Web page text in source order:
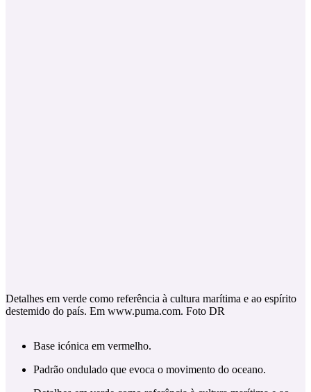
Detalhes em verde como referência à cultura marítima e ao espírito
destemido do país. Em www.puma.com. Foto DR
Base icónica em vermelho.
Padrão ondulado que evoca o movimento do oceano.